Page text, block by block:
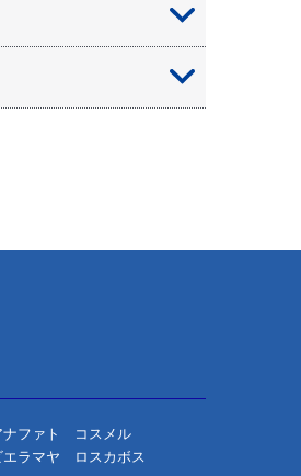
ファト
コスメル
エラマヤ ロスカボス